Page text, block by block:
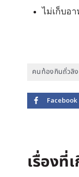
ไม่เก็บอ
คนท้องกินถั่วลิง
Facebook